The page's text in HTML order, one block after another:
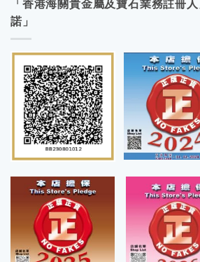
「香港海關貴金屬及寶石業務註冊
諾」